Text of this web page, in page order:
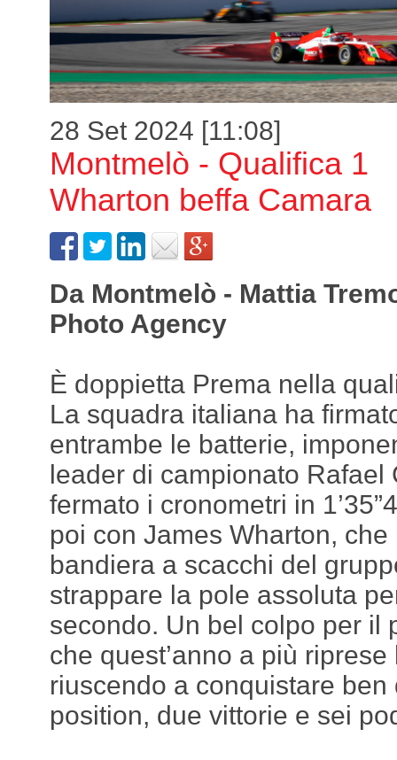
28 Set 2024 [11:08]
Montmelò - Qualifica 1
Wharton beffa Camara
Da Montmelò - Mattia
Photo Agency
È doppietta Prema nella
La squadra italiana ha
entrambe le batterie,
leader di campionato Rafael
fermato i cronometri in
poi con James Wharton,
bandiera a scacchi del
strappare la pole assoluta
secondo. Un bel colpo per il
che quest’anno a più
riuscendo a conquistare ben
position, due vittorie e sei